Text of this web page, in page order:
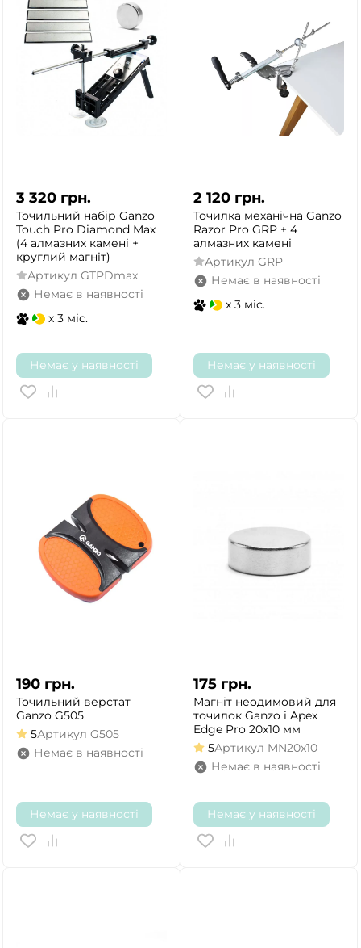
3 320 грн.
Точильний набір Ganzo
Touch Pro Diamond Max
(4 алмазних камені +
круглий магніт)
Артикул GTPDmax
Немає в наявності
x 3 міс.
Немає у наявності
2 120 грн.
Точилка механічна Ganzo
Razor Pro GRP + 4
алмазних камені
Артикул GRP
Немає в наявності
x 3 міс.
Немає у наявності
190 грн.
Точильний верстат
Ganzo G505
5Артикул G505
Немає в наявності
Немає у наявності
175 грн.
Магніт неодимовий для
точилок Ganzo і Apex
Edge Pro 20х10 мм
5Артикул MN20x10
Немає в наявності
Немає у наявності